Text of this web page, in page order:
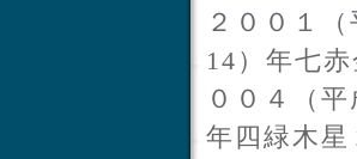
２００１
14）年七
００４（
年四緑木